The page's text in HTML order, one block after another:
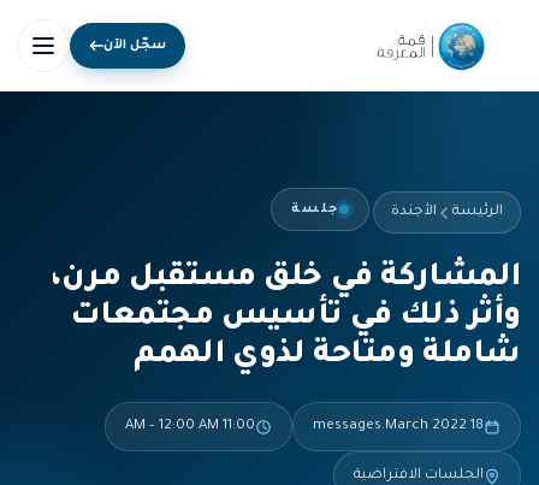
سجّل الآن
الرئيسة الأجندة جلسة
المشاركة في خلق مستقبل مرن،
وأثر ذلك في تأسيس مجتمعات
شاملة ومتاحة لذوي الهمم
18 messages.March 2022
11:00 AM – 12:00 AM
الجلسات الافتراضية